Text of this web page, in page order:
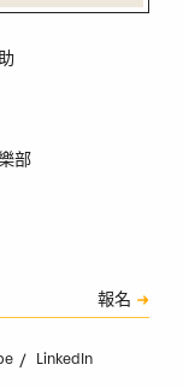
部
報名
LinkedIn